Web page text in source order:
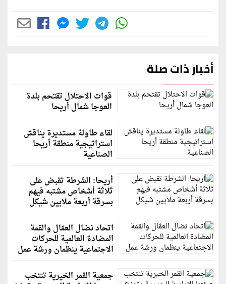
أخبار ذات صلة
قوات الاحتلال تقتحم بلدة
العوجا شمال أريحا
لقاء طاولة مستديرة يناقش
استراتيجية منطقة أريحا
الصناعية
أريحا: الشرطة تقبض على
ثلاثة أشخاص مشتبه فيهم
بسرقة أربعة ملايين شيكل
اتحاد نضال العمّال والقمة
المضادة العالمية للحركات
الاجتماعية ينظمان ورشة عمل
جمعية القمر الخيرية تنتخب